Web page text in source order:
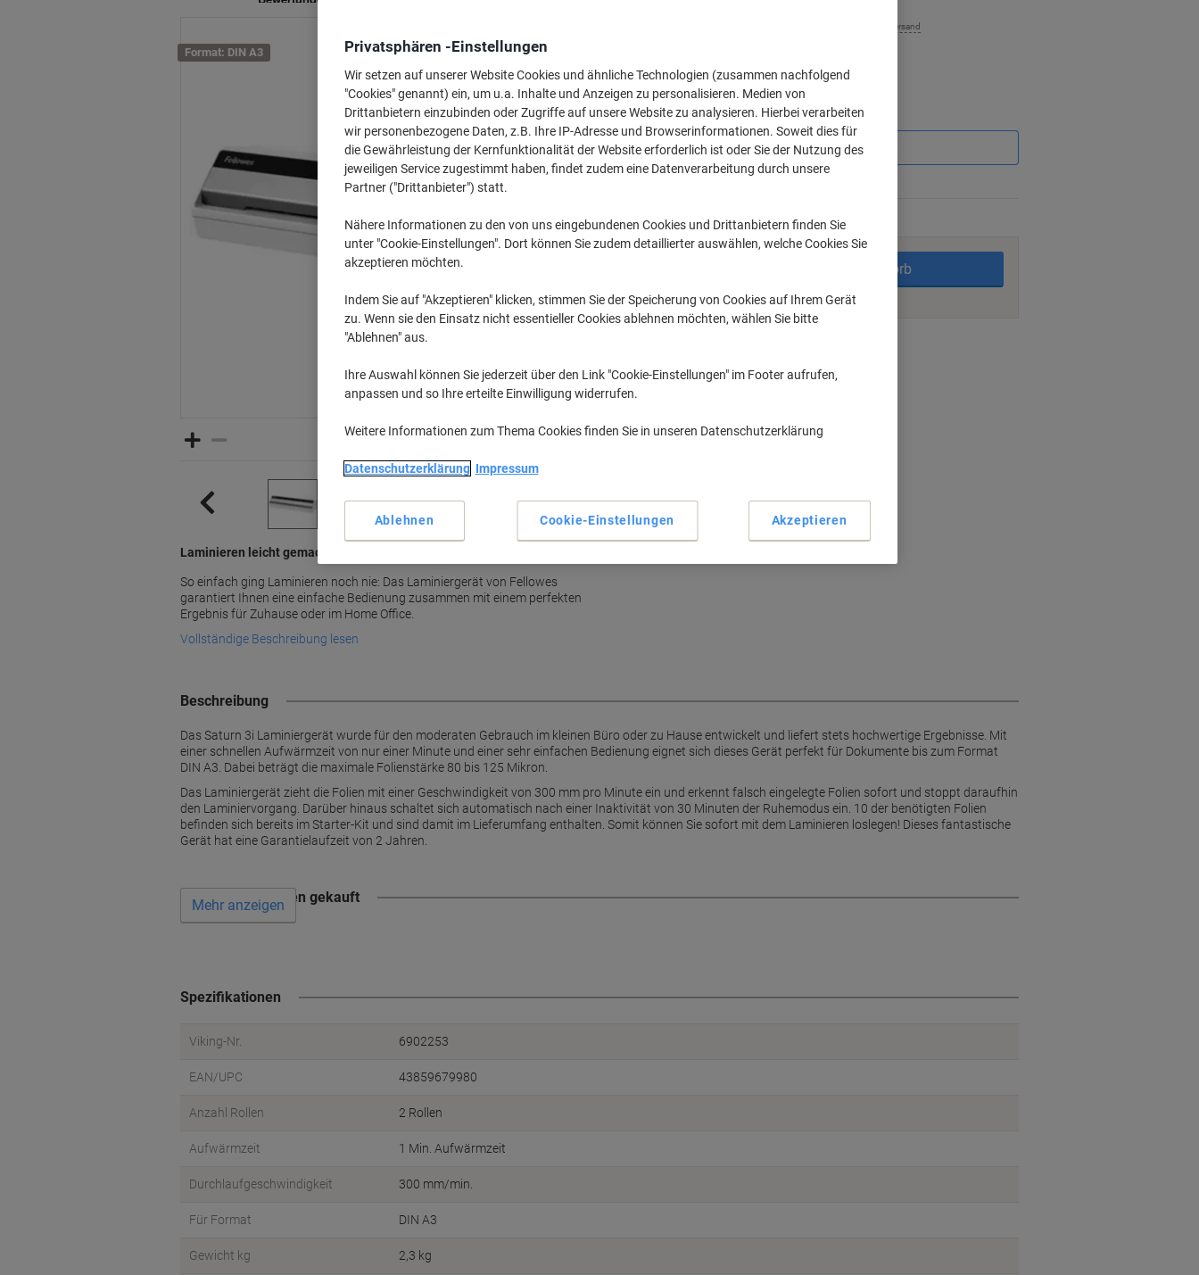
Format: DIN A3
Laminieren leicht gemacht mit Fellowes
So einfach ging Laminieren noch nie: Das Laminiergerät von Fellowes
garantiert Ihnen eine einfache Bedienung zusammen mit einem perfekten
Ergebnis für Zuhause oder im Home Office.
Vollständige Beschreibung lesen
122,56 € inkl. USt
zzgl. Versand
Menge exkl. USt
1Stück 104,99 €
Aktuell verfügbar Lieferung 2-3 Werktage
In den Warenkorb
Zu einer Liste
Haupteigenschaften
Unterstützt Formate bis DIN A3
Beschreibung
Das Saturn 3i Laminiergerät wurde für den moderaten Gebrauch im kleinen Büro oder zu Hause entwickelt und liefert stets hochwertige Ergebnisse. Mit
einer schnellen Aufwärmzeit von nur einer Minute und einer sehr einfachen Bedienung eignet sich dieses Gerät perfekt für Dokumente bis zum Format
DIN A3. Dabei beträgt die maximale Folienstärke 80 bis 125 Mikron.
Das Laminiergerät zieht die Folien mit einer Geschwindigkeit von 300 mm pro Minute ein und erkennt falsch eingelegte Folien sofort und stoppt daraufhin
den Laminiervorgang. Darüber hinaus schaltet sich automatisch nach einer Inaktivität von 30 Minuten der Ruhemodus ein. 10 der benötigten Folien
befinden sich bereits im Starter-Kit und sind damit im Lieferumfang enthalten. Somit können Sie sofort mit dem Laminieren loslegen! Dieses fantastische
Gerät hat eine Garantielaufzeit von 2 Jahren.
Wird oft zusammen gekauft
Mehr anzeigen
Spezifikationen
Viking-Nr. 6902253
EAN/UPC 43859679980
Anzahl Rollen 2 Rollen
Aufwärmzeit 1 Min. Aufwärmzeit
Durchlaufgeschwindigkeit 300 mm/min.
Für Format DIN A3
Gewicht kg 2,3 kg
Privatsphären -Einstellungen
Wir setzen auf unserer Website Cookies und ähnliche Technologien (zusammen nachfolgend
"Cookies" genannt) ein, um u.a. Inhalte und Anzeigen zu personalisieren. Medien von
Drittanbietern einzubinden oder Zugriffe auf unsere Website zu analysieren. Hierbei verarbeiten
wir personenbezogene Daten, z.B. Ihre IP-Adresse und Browserinformationen. Soweit dies für
die Gewährleistung der Kernfunktionalität der Website erforderlich ist oder Sie der Nutzung des
jeweiligen Service zugestimmt haben, findet zudem eine Datenverarbeitung durch unsere
Partner ("Drittanbieter") statt.
Nähere Informationen zu den von uns eingebundenen Cookies und Drittanbietern finden Sie
unter "Cookie-Einstellungen". Dort können Sie zudem detaillierter auswählen, welche Cookies Sie
akzeptieren möchten.
Indem Sie auf "Akzeptieren" klicken, stimmen Sie der Speicherung von Cookies auf Ihrem Gerät
zu. Wenn sie den Einsatz nicht essentieller Cookies ablehnen möchten, wählen Sie bitte
"Ablehnen" aus.
Ihre Auswahl können Sie jederzeit über den Link "Cookie-Einstellungen" im Footer aufrufen,
anpassen und so Ihre erteilte Einwilligung widerrufen.
Weitere Informationen zum Thema Cookies finden Sie in unseren Datenschutzerklärung
Datenschutzerklärung Impressum
Cookie-Einstellungen
Ablehnen Akzeptieren